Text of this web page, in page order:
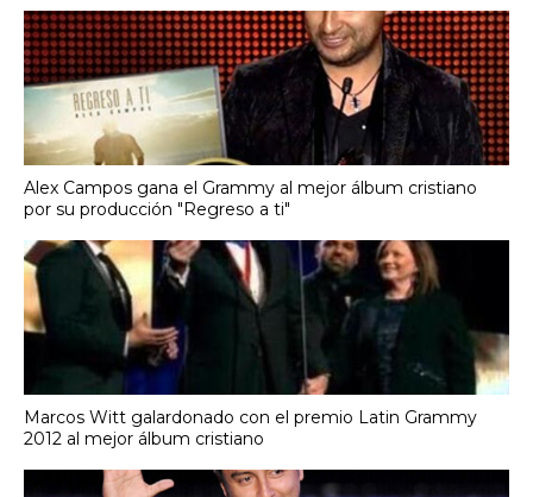
Alex Campos gana el Grammy al mejor álbum cristiano
por su producción "Regreso a ti"
Marcos Witt galardonado con el premio Latin Grammy
2012 al mejor álbum cristiano